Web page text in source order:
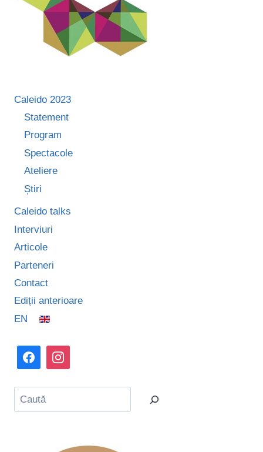
Caleido 2023
Statement
Program
Spectacole
Ateliere
Știri
Caleido talks
Interviuri
Articole
Parteneri
Contact
Ediții anterioare
EN
Caută